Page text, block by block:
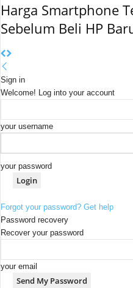
Harga Smartphone
Sebelum Beli HP
Sign in
Welcome! Log into your account
your username
your password
Forgot your password? Get help
Password recovery
Recover your password
your email